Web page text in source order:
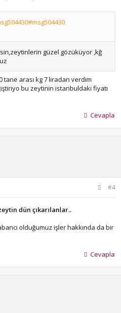
güzel gözüküyor ,kğ
tane arası kg 7 liradan verdim
bu zeytinin istanbuldaki fiyatı
Cevapla
#4
dün çıkarılanlar..
olduğumuz işler hakkında da bir
Cevapla